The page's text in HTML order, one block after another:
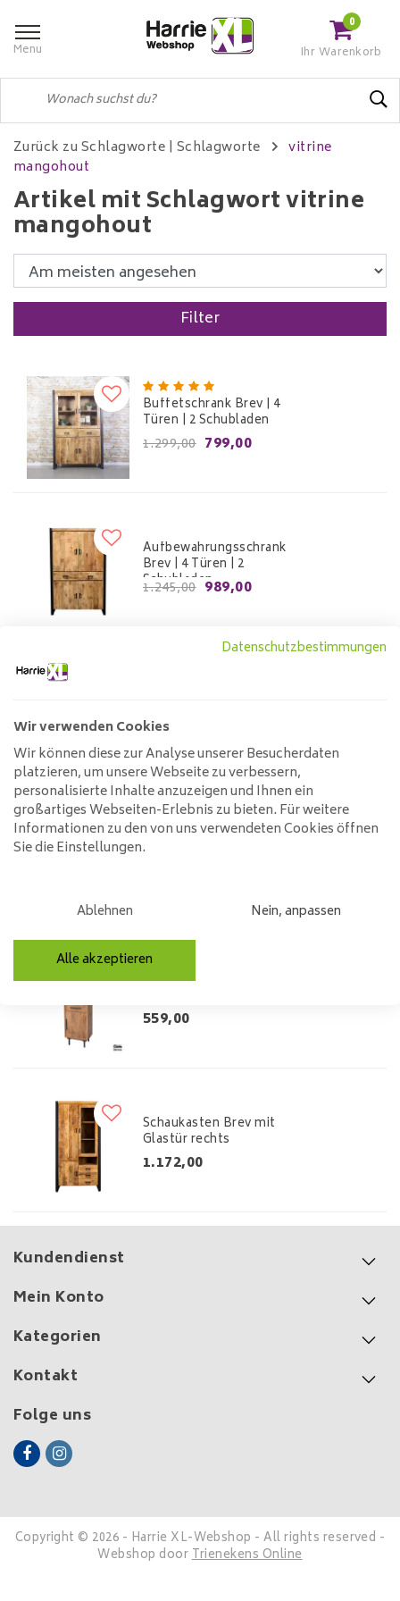
Menu
0
Ihr Warenkorb
Zurück zu Schlagworte | Schlagworte
vitrine
mangohout
Artikel mit Schlagwort vitrine
mangohout
Filter
Buffetschrank Brev | 4
Türen | 2 Schubladen
1.299,00 799,00
Aufbewahrungsschrank
Brev | 4 Türen | 2
Schubladen
1.245,00 989,00
1.172,00
Buffetschrank Jayden
Buffetschrank Jayden
559,00
Schaukasten Brev mit
Glastür rechts
1.172,00
Kundendienst
Mein Konto
Kategorien
Kontakt
Folge uns
Copyright © 2026 - Harrie XL-Webshop - All rights reserved -
Webshop doorTrienekens Online
Datenschutzbestimmungen
Wir verwenden Cookies
Wir können diese zur Analyse unserer Besucherdaten
platzieren, um unsere Webseite zu verbessern,
personalisierte Inhalte anzuzeigen und Ihnen ein
großartiges Webseiten-Erlebnis zu bieten. Für weitere
Informationen zu den von uns verwendeten Cookies öffnen
Sie die Einstellungen.
Ablehnen Nein, anpassen
Alle akzeptieren